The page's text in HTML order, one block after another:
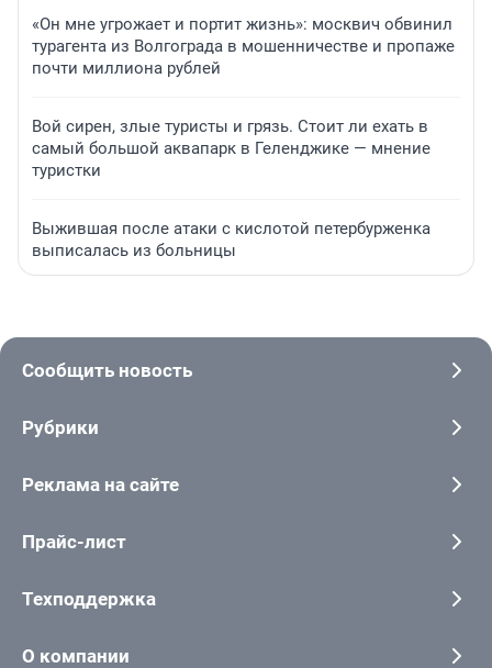
«Он мне угрожает и портит жизнь»: москвич обвинил
турагента из Волгограда в мошенничестве и пропаже
почти миллиона рублей
Вой сирен, злые туристы и грязь. Стоит ли ехать в
самый большой аквапарк в Геленджике — мнение
туристки
Выжившая после атаки с кислотой петербурженка
выписалась из больницы
Сообщить новость
Рубрики
Реклама на сайте
Прайс-лист
Техподдержка
О компании